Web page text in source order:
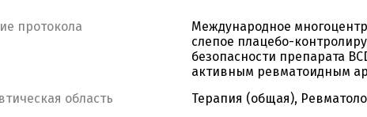
протокола
Международное
слепое плацебо-
безопасности препарата
активным ревматоидным
область
Терапия (общая),